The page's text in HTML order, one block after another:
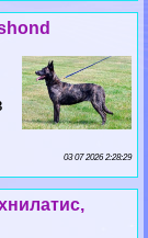
03 07 2026 2:28:29